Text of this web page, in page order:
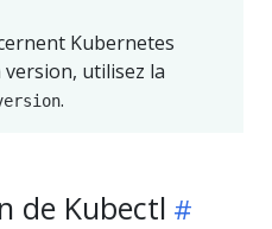
Kubernetes
version, utilisez la
.
de Kubectl